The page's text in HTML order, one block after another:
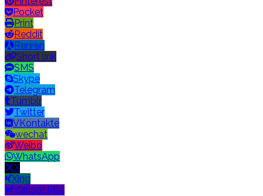
Pocket
Print
Reddit
Renren
Short link
SMS
Skype
Telegram
Tumblr
Twitter
VKontakte
wechat
Weibo
WhatsApp
X
Xing
Yahoo! Mail